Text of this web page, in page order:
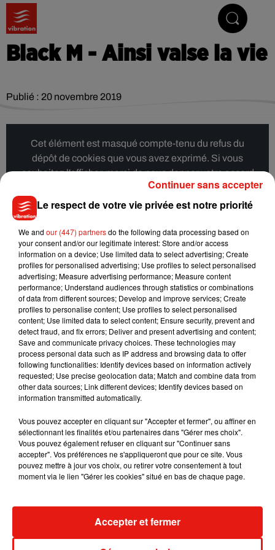
Black M - Ainsi valse la vie
Publié : 20 novembre 2019
Cet élément est masqué compte-tenu du refus du
dépôt de cookies que vous avez exprimé. Si vous
souhaitez l'afficher, merci de nous donner votre accord
en cliquant sur le bouton ci-dessous.
Musique
7 août 2026
Julien Lieb s’essaye à la vie de
chatelain dans son nouveau clip
7 août 2026
Madonna
Sensation »
Le respect de votre vie privée est notre priorité
We and our (447) partnersdo the following data processing based on
your consent and/or our legitimate interest: Store and/or access
information on a device; Use limited data to select advertising; Create
profiles for personalised advertising; Use profiles to select personalised
advertising; Measure advertising performance; Measure content
performance; Understand audiences through statistics or combinations
of data from different sources; Develop and improve services; Create
profiles to personalise content; Use profiles to select personalised
content; Use limited data to select content; Ensure security, prevent and
detect fraud, and fix errors; Deliver and present advertising and content;
Save and communicate privacy choices. These technologies may
process personal data such as IP address and browsing data to offer
following functionalities: Identify devices based on information actively
requested; Use precise geolocation data; Match and combine data from
other data sources; Link different devices; Identify devices based on
information transmitted automatically.
Vous pouvez accepter en cliquant sur "Accepter et fermer", ou affiner en
sélectionnant les finalités et/ou partenaires dans "Gérer mes choix".
Vous pouvez également refuser en cliquant sur "Continuer sans
accepter". Vos préférences ne s'appliqueront que pour ce site. Vous
pouvez mettre à jour vos choix, ou retirer votre consentement à tout
moment via le lien "Gérer les cookies" situé en bas de chaque page.
Accepter et fermer
Continuer sans accepter